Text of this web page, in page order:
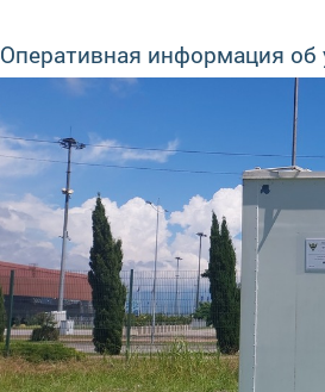
Оперативная информация об